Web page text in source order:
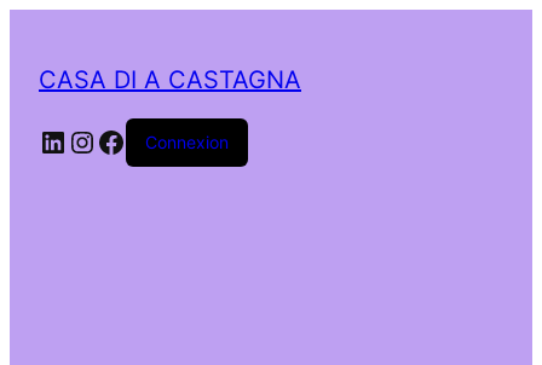
CASA DI A CASTAGNA
LinkedIn
Instagram
Facebook
Connexion